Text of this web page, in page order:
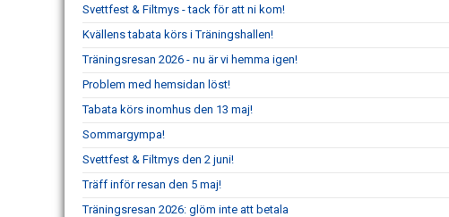
Svettfest & Filtmys - tack för att ni kom!
Kvällens tabata körs i Träningshallen!
Träningsresan 2026 - nu är vi hemma igen!
Problem med hemsidan löst!
Tabata körs inomhus den 13 maj!
Sommargympa!
Svettfest & Filtmys den 2 juni!
Träff inför resan den 5 maj!
Träningsresan 2026: glöm inte att betala